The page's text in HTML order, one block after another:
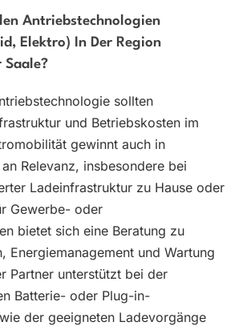
Antriebstechnologien
Elektro) In Der Region
Saale?
sollten
und Betriebskosten im
gewinnt auch in
Relevanz, insbesondere bei
Ladeinfrastruktur zu Hause oder
Gewerbe- oder
bietet sich eine Beratung zu
Energiemanagement und Wartung
Partner unterstützt bei der
Batterie- oder Plug-in-
der geeigneten Ladevorgänge